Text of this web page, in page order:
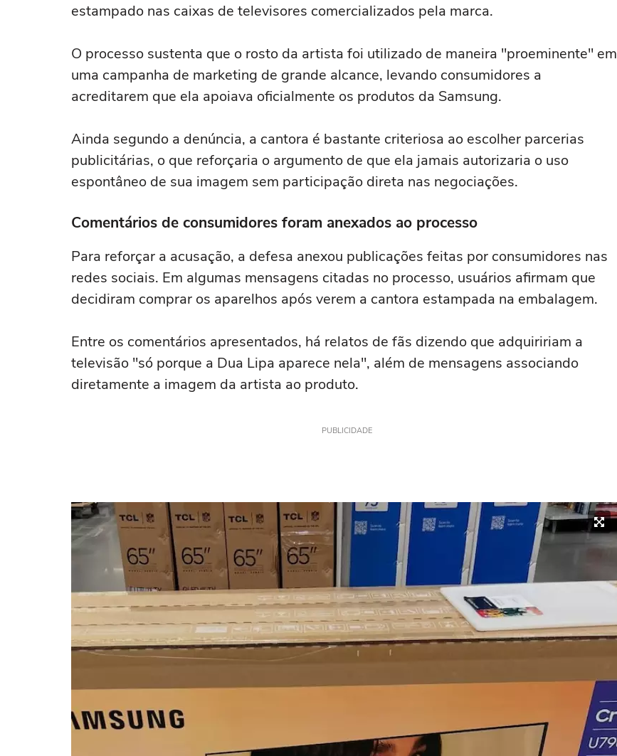
estampado nas caixas de televisores comercializados pela marca.
O processo sustenta que o rosto da artista foi utilizado de maneira "proeminente" em
uma campanha de marketing de grande alcance, levando consumidores a
acreditarem que ela apoiava oficialmente os produtos da Samsung.
Ainda segundo a denúncia, a cantora é bastante criteriosa ao escolher parcerias
publicitárias, o que reforçaria o argumento de que ela jamais autorizaria o uso
espontâneo de sua imagem sem participação direta nas negociações.
Comentários de consumidores foram anexados ao processo
Para reforçar a acusação, a defesa anexou publicações feitas por consumidores nas
redes sociais. Em algumas mensagens citadas no processo, usuários afirmam que
decidiram comprar os aparelhos após verem a cantora estampada na embalagem.
Entre os comentários apresentados, há relatos de fãs dizendo que adquiririam a
televisão "só porque a Dua Lipa aparece nela", além de mensagens associando
diretamente a imagem da artista ao produto.
PUBLICIDADE